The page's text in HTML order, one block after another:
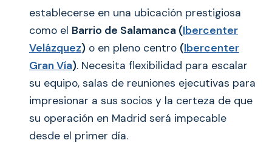
establecerse en una ubicación prestigiosa
como el Barrio de Salamanca (Ibercenter
Velázquez) o en pleno centro (Ibercenter
Gran Vía). Necesita flexibilidad para escalar
su equipo, salas de reuniones ejecutivas para
impresionar a sus socios y la certeza de que
su operación en Madrid será impecable
desde el primer día.